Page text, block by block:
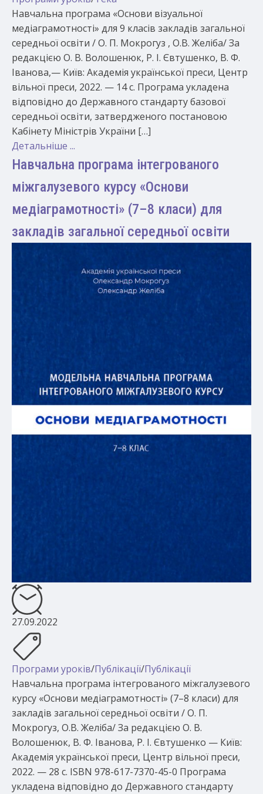
Навчальна програма «Основи візуальної
медіаграмотності» для 9 класів закладів загальної
середньої освіти / О. П. Мокрогуз , О.В. Желіба/ За
редакцією О. В. Волошенюк, Р. І. Євтушенко, В. Ф.
Іванова,— Київ: Академія української преси, Центр
вільної преси, 2022. — 14 с. Програма укладена
відповідно до Державного стандарту базової
середньої освіти, затвердженого постановою
Кабінету Міністрів України […]
Детальніше ...
Навчальна програма інтегрованого
міжгалузевого курсу «Основи
медіаграмотності» (7–8 класи) для
закладів загальної середньої освіти
27.09.2022
Програми уроків/Публікації/Публікації
Навчальна програма інтегрованого міжгалузевого
курсу «Основи медіаграмотності» (7–8 класи) для
закладів загальної середньої освіти / О. П.
Мокрогуз, О.В. Желіба/ За редакцією О. В.
Волошенюк, В. Ф. Іванова, Р. І. Євтушенко — Київ:
Академія української преси, Центр вільної преси,
2022. — 28 с. ISBN 978-617-7370-45-0 Програма
укладена відповідно до Державного стандарту